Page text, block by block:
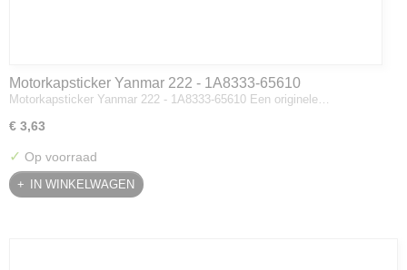
Motorkapsticker Yanmar 222 - 1A8333-65610
Motorkapsticker Yanmar 222 - 1A8333-65610 Een originele…
€ 3,63
✓ Op voorraad
IN WINKELWAGEN